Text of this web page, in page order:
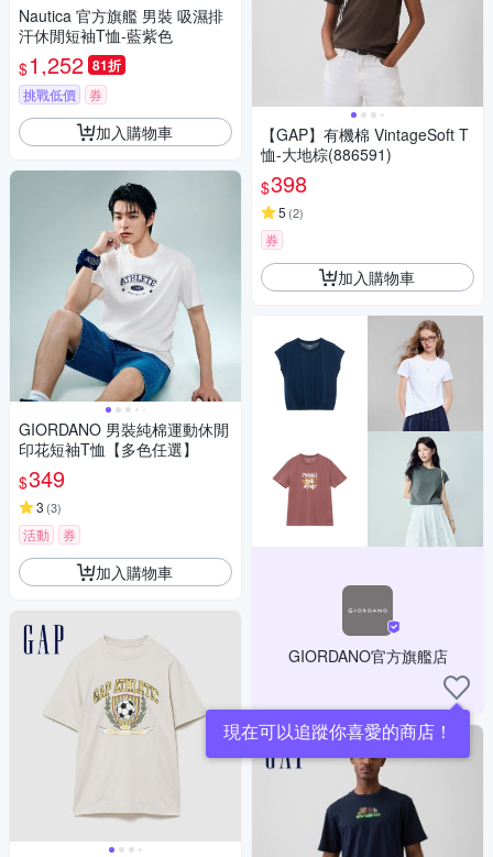
Nautica 官方旗艦 男裝 吸濕排
汗休閒短袖T恤-藍紫色
$1,252 81折
挑戰低價 券
加入購物車
GIORDANO 男裝純棉運動休閒
印花短袖T恤【多色任選】
$349
3 (3)
活動 券
加入購物車
【GAP】有機棉 VintageSoft T
恤-大地棕(886591)
$398
5 (2)
券
加入購物車
GIORDANO官方旗艦店
現在可以追蹤你喜愛的商店！